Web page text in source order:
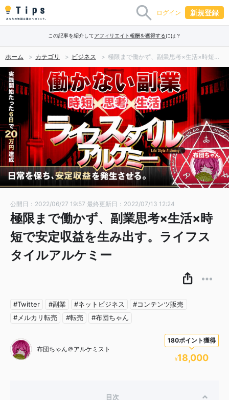
ログイン 新規登録
この記事を紹介してアフィリエイト報酬を獲得するには？
ホーム カテゴリ ビジネス 極限まで働かず、副業思考×生活×時短で安定収益を生み出す。ライフスタイルアルケミー
公開日：2022/06/27 19:57 最終更新日：2022/07/13 12:24
極限まで働かず、副業思考×生活×時
短で安定収益を生み出す。ライフス
タイルアルケミー
#Twitter #副業 #ネットビジネス
#コンテンツ販売
#メルカリ転売
#転売 #布団ちゃん
180ポイント獲得
¥18,000
布団ちゃん＠アルケミスト
目次